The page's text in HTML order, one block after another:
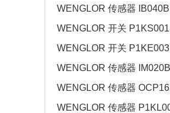
WENGLOR 传感器
WENGLOR 开关 P1KS001
WENGLOR 开关 P1KE003
WENGLOR 传感器
WENGLOR 传感器
WENGLOR 传感器